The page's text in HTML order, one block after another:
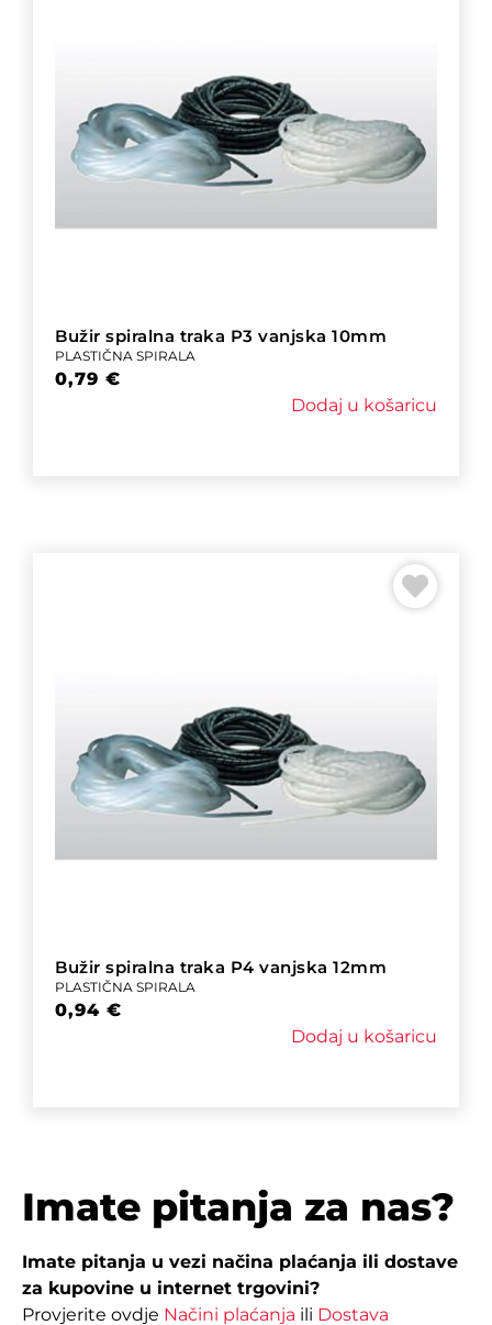
Bužir spiralna traka P3 vanjska 10mm
PLASTIČNA SPIRALA
0,79 €
Dodaj u košaricu
Bužir spiralna traka P4 vanjska 12mm
PLASTIČNA SPIRALA
0,94 €
Dodaj u košaricu
Imate pitanja za nas?
Imate pitanja u vezi načina plaćanja ili dostave
za kupovine u internet trgovini?
Provjerite ovdje Načini plaćanja ili Dostava